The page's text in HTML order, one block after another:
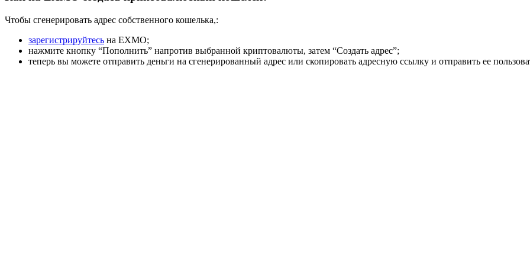
Чтобы сгенерировать адрес собственного кошелька,:
зарегистрируйтесь на EXMO;
нажмите кнопку “Пополнить” напротив выбранной криптовалюты, затем “Создать адрес”;
теперь вы можете отправить деньги на сгенерированный адрес или скопировать адресную ссылку и отправить ее